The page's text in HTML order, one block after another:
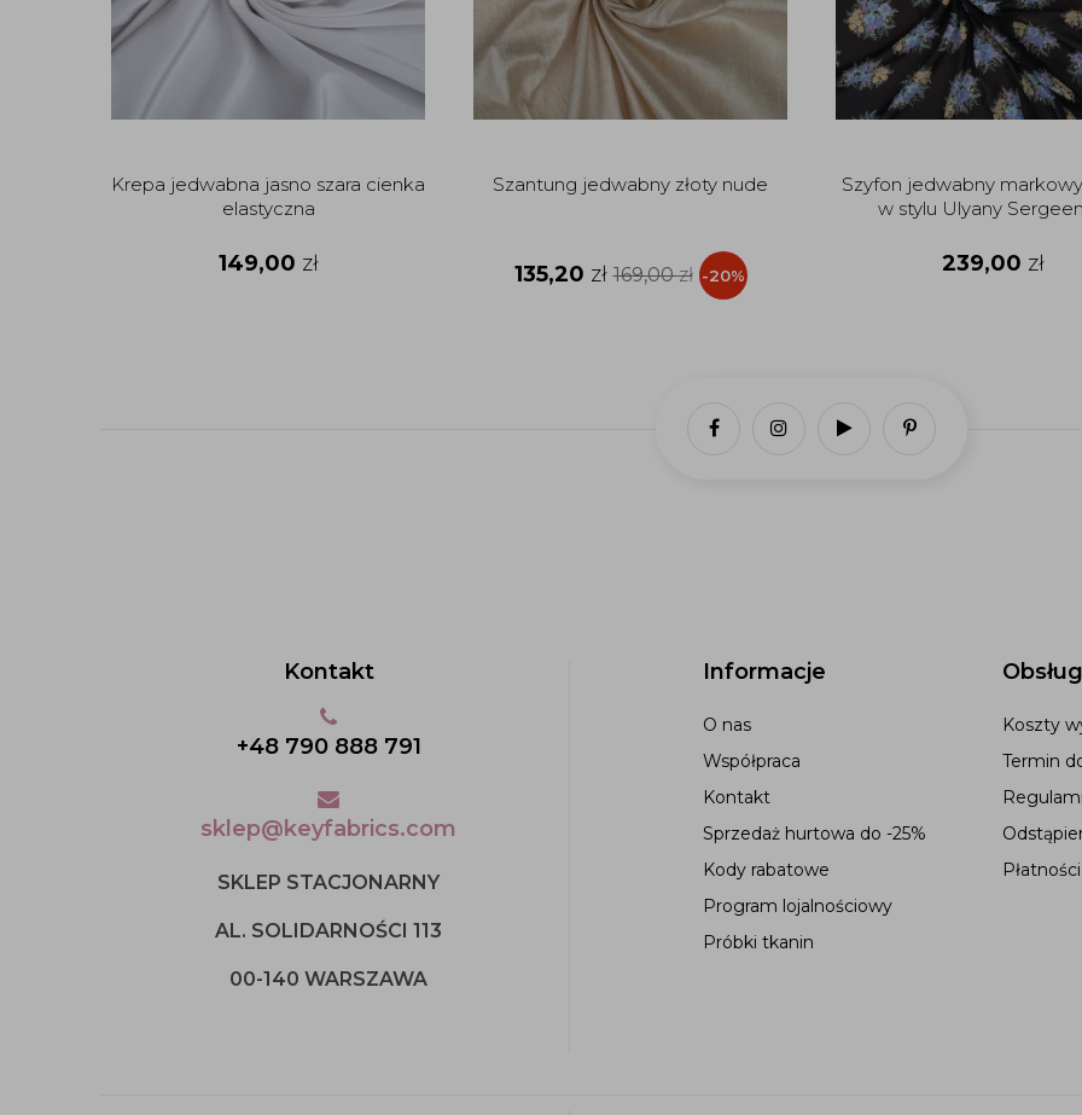
Krepa jedwabna jasno szara cienka
elastyczna
149,00 zł
Szantung jedwabny złoty nude
135,20 zł 169,00zł -20%
Szyfon jedwabny
w stylu Ulyany
239,00 zł
Informacje
O nas
Współpraca
Kontakt
Sprzedaż hurtowa do -25%
Kody rabatowe
Program lojalnościowy
Próbki tkanin
Koszty
Termin
Płatności
Kontakt
+48 790 888 791
sklep@keyfabrics.com
SKLEP STACJONARNY
AL. SOLIDARNOŚCI 113
00-140 WARSZAWA